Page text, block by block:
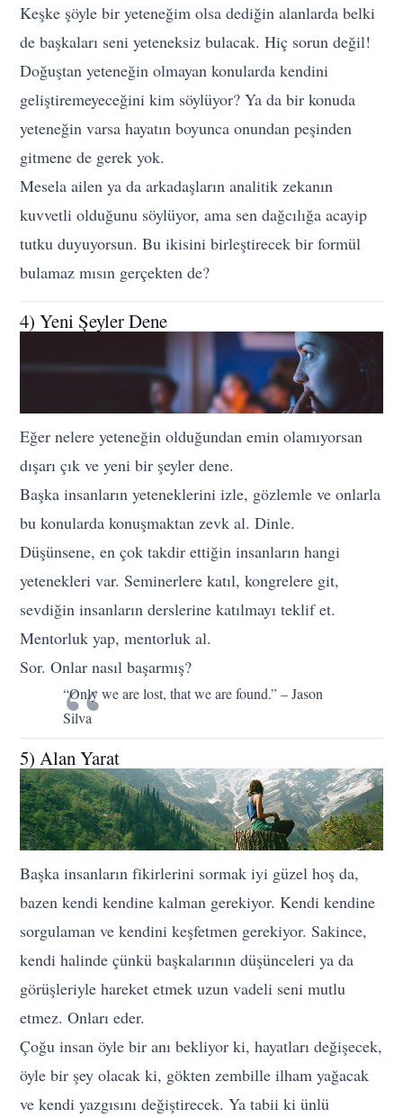
Keşke şöyle bir yeteneğim olsa dediğin alanlarda belki
de başkaları seni yeteneksiz bulacak. Hiç sorun değil!
Doğuştan yeteneğin olmayan konularda kendini
geliştiremeyeceğini kim söylüyor? Ya da bir konuda
yeteneğin varsa hayatın boyunca onundan peşinden
gitmene de gerek yok.
Mesela ailen ya da arkadaşların analitik zekanın
kuvvetli olduğunu söylüyor, ama sen dağcılığa acayip
tutku duyuyorsun. Bu ikisini birleştirecek bir formül
bulamaz mısın gerçekten de?
4) Yeni Şeyler Dene
Eğer nelere yeteneğin olduğundan emin olamıyorsan
dışarı çık ve yeni bir şeyler dene.
Başka insanların yeteneklerini izle, gözlemle ve onlarla
bu konularda konuşmaktan zevk al. Dinle.
Düşünsene, en çok takdir ettiğin insanların hangi
yetenekleri var. Seminerlere katıl, kongrelere git,
sevdiğin insanların derslerine katılmayı teklif et.
Mentorluk yap, mentorluk al.
Sor. Onlar nasıl başarmış?
“Only we are lost, that we are found.” – Jason
Silva
5) Alan Yarat
Başka insanların fikirlerini sormak iyi güzel hoş da,
bazen kendi kendine kalman gerekiyor. Kendi kendine
sorgulaman ve kendini keşfetmen gerekiyor. Sakince,
kendi halinde çünkü başkalarının düşünceleri ya da
görüşleriyle hareket etmek uzun vadeli seni mutlu
etmez. Onları eder.
Çoğu insan öyle bir anı bekliyor ki, hayatları değişecek,
öyle bir şey olacak ki, gökten zembille ilham yağacak
ve kendi yazgısını değiştirecek. Ya tabii ki ünlü